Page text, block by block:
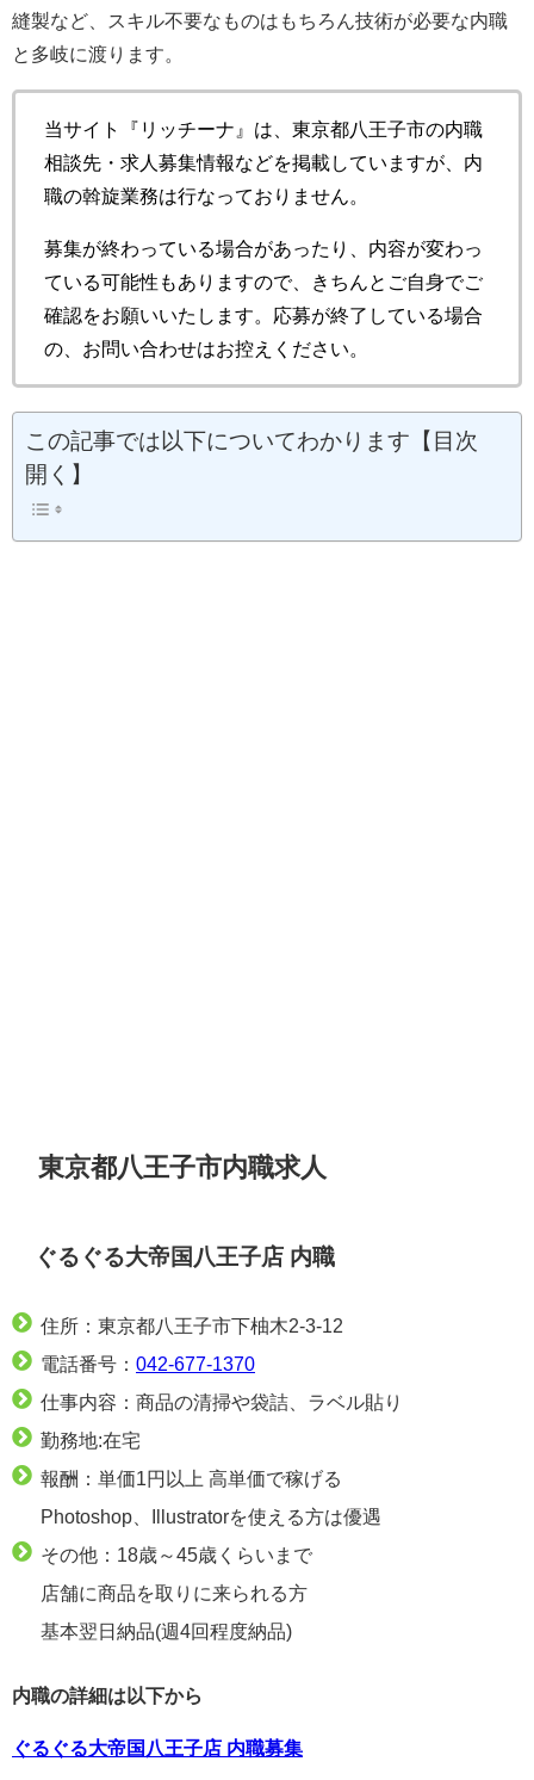
縫製など、スキル不要なものはもちろん技術が必要な内職
と多岐に渡ります。
当サイト『リッチーナ』は、東京都八王子市の内職
相談先・求人募集情報などを掲載していますが、内
職の斡旋業務は行なっておりません。
募集が終わっている場合があったり、内容が変わっ
ている可能性もありますので、きちんとご自身でご
確認をお願いいたします。応募が終了している場合
の、お問い合わせはお控えください。
この記事では以下についてわかります【目次
開く】
東京都八王子市内職求人
ぐるぐる大帝国八王子店 内職
住所：東京都八王子市下柚木2-3-12
電話番号： 042-677-1370
仕事内容：商品の清掃や袋詰、ラベル貼り
勤務地:在宅
報酬：単価1円以上 高単価で稼げる
Photoshop、Illustratorを使える方は優遇
その他：18歳～45歳くらいまで
店舗に商品を取りに来られる方
基本翌日納品(週4回程度納品)
内職の詳細は以下から
ぐるぐる大帝国八王子店 内職募集